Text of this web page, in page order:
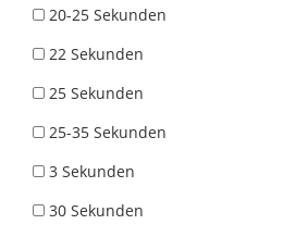
20-25 Sekunden
22 Sekunden
25 Sekunden
25-35 Sekunden
3 Sekunden
30 Sekunden